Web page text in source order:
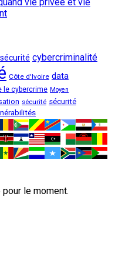
cybercriminalité
Côte d'Ivoire data
le cybercrime Moyen
sécurité sécurité
le moment.